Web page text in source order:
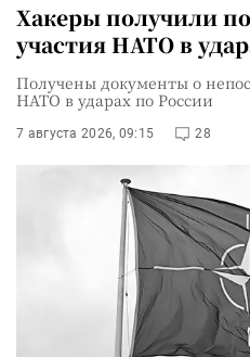
Хакеры получили
участия НАТО в
Получены документы о
НАТО в ударах по России
7 августа 2026, 09:15 28